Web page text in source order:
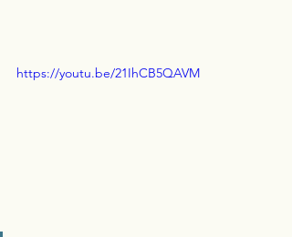
https://youtu.be/21IhCB5QAVM